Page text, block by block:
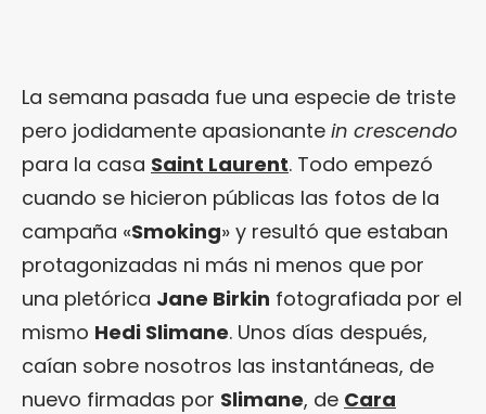
La semana pasada fue una especie de triste
pero jodidamente apasionante in crescendo
para la casa Saint Laurent. Todo empezó
cuando se hicieron públicas las fotos de la
campaña «Smoking» y resultó que estaban
protagonizadas ni más ni menos que por
una pletórica Jane Birkin fotografiada por el
mismo Hedi Slimane. Unos días después,
caían sobre nosotros las instantáneas, de
nuevo firmadas por Slimane, de Cara